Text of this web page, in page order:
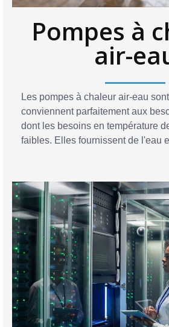
Pompes à
air-
Les pompes à chaleur air-eau
conviennent parfaitement aux
dont les besoins en température
faibles. Elles fournissent de l'eau